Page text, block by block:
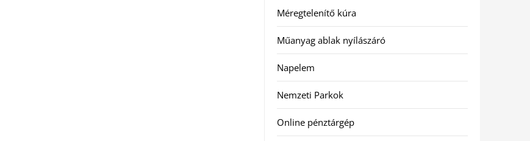
Méregtelenítő kúra
Műanyag ablak nyílászáró
Napelem
Nemzeti Parkok
Online pénztárgép